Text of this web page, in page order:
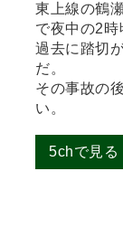
東上線の鶴
で夜中の2時
過去に踏切
だ。
その事故の
い。
5chで見る